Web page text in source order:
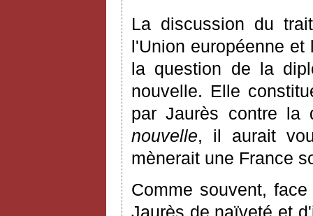
La discussion du
l'Union européenne
la question de la
nouvelle. Elle
par Jaurès contre la
nouvelle, il aurait
mènerait une France
Comme souvent,
Jaurès de naïveté et